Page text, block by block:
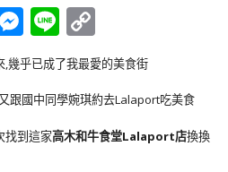
Messenger
Line
Link
幾乎已成了我最愛的美食街
跟國中同學婉琪約去Lalaport吃美食
找到這家高木和牛食堂Lalaport店換換